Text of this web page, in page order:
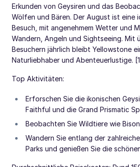
Erkunden von Geysiren und das
Wölfen und Bären. Der August ist eine
Besuch, mit angenehmem Wetter und
Wandern, Angeln und Sightseeing. Mit
Besuchern jährlich bleibt Yellowstone
Naturliebhaber und Abenteuerlustige.
Top Aktivitäten:
Erforschen Sie die ikonischen
Faithful und die Grand Prismatic
Beobachten Sie Wildtiere wie
Wandern Sie entlang der
Parks und genießen Sie die